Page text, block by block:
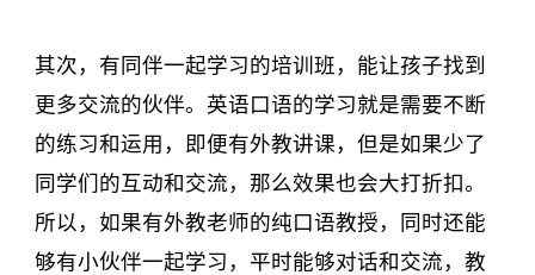
其次，有同伴一起学习的培训班，能让孩子找到
更多交流的伙伴。英语口语的学习就是需要不断
的练习和运用，即便有外教讲课，但是如果少了
同学们的互动和交流，那么效果也会大打折扣。
所以，如果有外教老师的纯口语教授，同时还能
够有小伙伴一起学习，平时能够对话和交流，教